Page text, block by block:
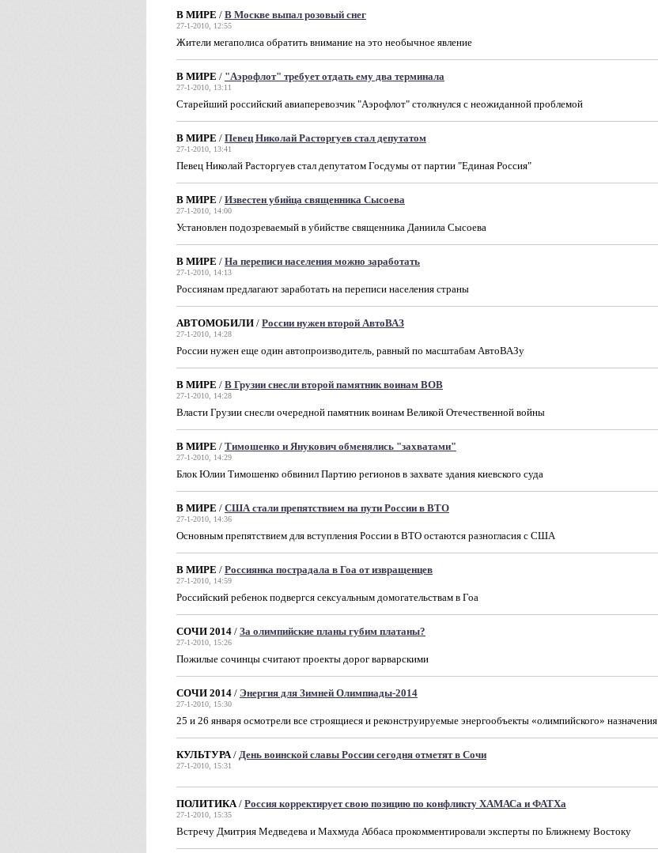
В МИРЕ / В Москве выпал розовый снег
27-1-2010, 12:55
Жители мегаполиса обратить внимание на это необычное явление
В МИРЕ / "Аэрофлот" требует отдать ему два терминала
27-1-2010, 13:11
Старейший российский авиаперевозчик "Аэрофлот" столкнулся с неожиданной проблемой
В МИРЕ / Певец Николай Расторгуев стал депутатом
27-1-2010, 13:41
Певец Николай Расторгуев стал депутатом Госдумы от партии "Единая Россия"
В МИРЕ / Известен убийца священника Сысоева
27-1-2010, 14:00
Установлен подозреваемый в убийстве священника Даниила Сысоева
В МИРЕ / На переписи населения можно заработать
27-1-2010, 14:13
Россиянам предлагают заработать на переписи населения страны
АВТОМОБИЛИ / России нужен второй АвтоВАЗ
27-1-2010, 14:28
России нужен еще один автопроизводитель, равный по масштабам АвтоВАЗу
В МИРЕ / В Грузии снесли второй памятник воинам ВОВ
27-1-2010, 14:28
Власти Грузии снесли очередной памятник воинам Великой Отечественной войны
В МИРЕ / Тимошенко и Янукович обменялись "захватами"
27-1-2010, 14:29
Блок Юлии Тимошенко обвинил Партию регионов в захвате здания киевского суда
В МИРЕ / США стали препятствием на пути России в ВТО
27-1-2010, 14:36
Основным препятствием для вступления России в ВТО остаются разногласия с США
В МИРЕ / Россиянка поcтрадала в Гоа от извращенцев
27-1-2010, 14:59
Российский ребенок подвергся сексуальным домогательствам в Гоа
СОЧИ 2014 / За олимпийские планы губим платаны?
27-1-2010, 15:26
Пожилые сочинцы считают проекты дорог варварскими
СОЧИ 2014 / Энергия для Зимней Олимпиады-2014
27-1-2010, 15:30
25 и 26 января осмотрели все строящиеся и реконструируемые энергообъекты «олимпийского» назначения
КУЛЬТУРА/ День воинской славы России сегодня отметят в Сочи
27-1-2010, 15:31
ПОЛИТИКА/ Россия корректирует свою позицию по конфликту ХАМАСа и ФАТХа
27-1-2010, 15:35
Встречу Дмитрия Медведева и Махмуда Аббаса прокомментировали эксперты по Ближнему Востоку